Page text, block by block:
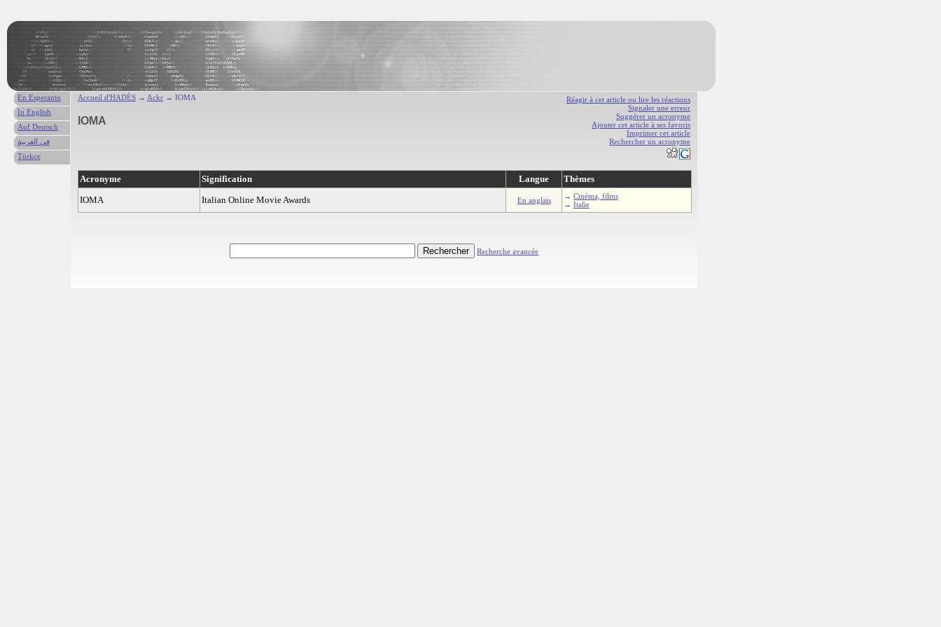
Réagir à cet article ou lire les réactions
Signaler une erreur
Suggérer un acronyme
Ajouter cet article à ses favoris
Imprimer cet article
Rechercher un acronyme
Accueil d'HADÈS → Ackr → IOMA
IOMA
Acronyme Signification Langue
Thèmes
IOMA
Italian Online Movie Awards En anglais → Cinéma, films
→ Italie
Recherche avancée
En Esperanto
In English
Auf Deutsch
في العربية
Türkçe